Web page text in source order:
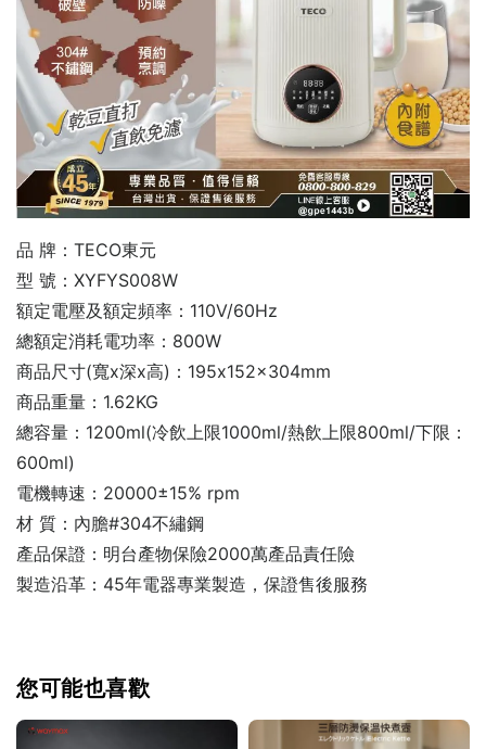
品 牌：TECO東元
型 號：XYFYS008W
額定電壓及額定頻率：110V/60Hz
總額定消耗電功率：800W
商品尺寸(寬x深x高)：195x152x304mm
商品重量：1.62KG
總容量：1200ml(冷飲上限1000ml/熱飲上限800ml/下限：
600ml)
電機轉速：20000±15% rpm
材 質：內膽#304不繡鋼
產品保證：明台產物保險2000萬產品責任險
製造沿革：45年電器專業製造，保證售後服務
您可能也喜歡